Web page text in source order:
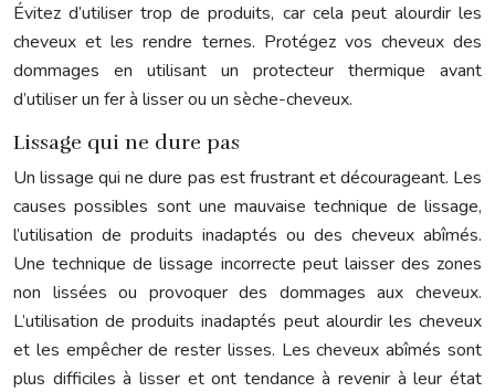
Évitez d’utiliser trop de produits, car cela peut alourdir les
cheveux et les rendre ternes. Protégez vos cheveux des
dommages en utilisant un protecteur thermique avant
d’utiliser un fer à lisser ou un sèche-cheveux.
Lissage qui ne dure pas
Un lissage qui ne dure pas est frustrant et décourageant. Les
causes possibles sont une mauvaise technique de lissage,
l’utilisation de produits inadaptés ou des cheveux abîmés.
Une technique de lissage incorrecte peut laisser des zones
non lissées ou provoquer des dommages aux cheveux.
L’utilisation de produits inadaptés peut alourdir les cheveux
et les empêcher de rester lisses. Les cheveux abîmés sont
plus difficiles à lisser et ont tendance à revenir à leur état